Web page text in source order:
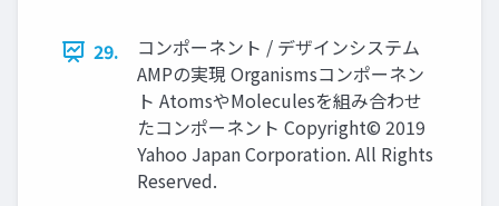
29.
コンポーネント / デザインシステム
AMPの実現 Organismsコンポーネン
ト AtomsやMoleculesを組み合わせ
たコンポーネント Copyright© 2019
Yahoo Japan Corporation. All Rights
Reserved.